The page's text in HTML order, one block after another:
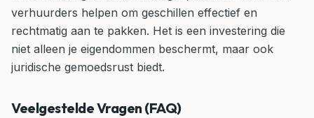
verhuurders helpen om geschillen effectief en
rechtmatig aan te pakken. Het is een investering die
niet alleen je eigendommen beschermt, maar ook
juridische gemoedsrust biedt.
Veelgestelde Vragen (FAQ)